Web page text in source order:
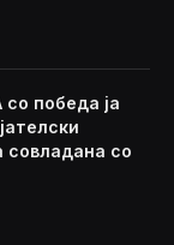
победа ја
совладана со